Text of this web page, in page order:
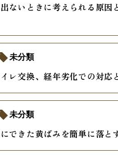
ないときに考えられる原因
レ交換、経年劣化での対応
未分類
できた黄ばみを簡単に落と
未分類